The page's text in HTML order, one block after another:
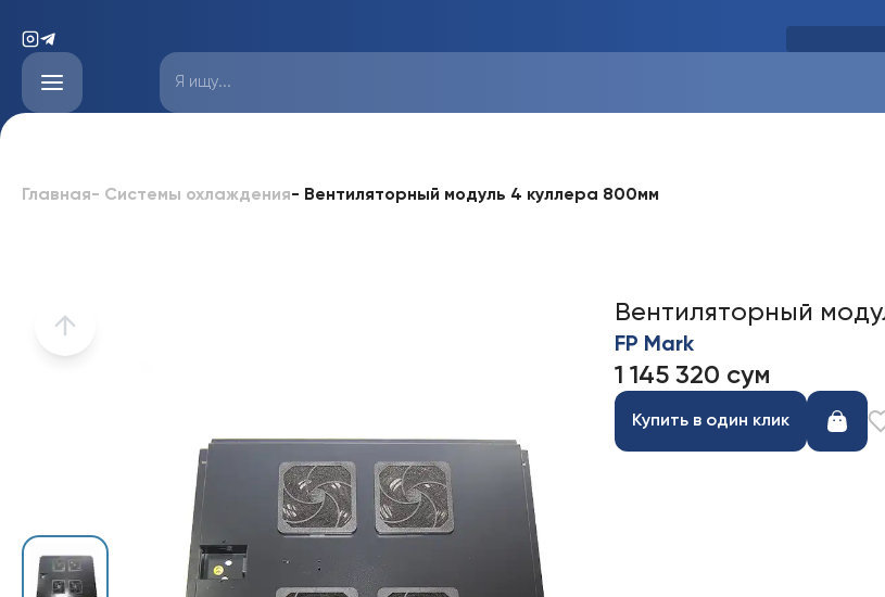
Главная- Системы охлаждения- Вентиляторный модуль 4 куллера 800мм
Вентиляторный
FP Mark
1 145 320 сум
Купить в один клик